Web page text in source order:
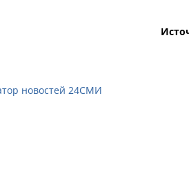
новостей 24СМИ